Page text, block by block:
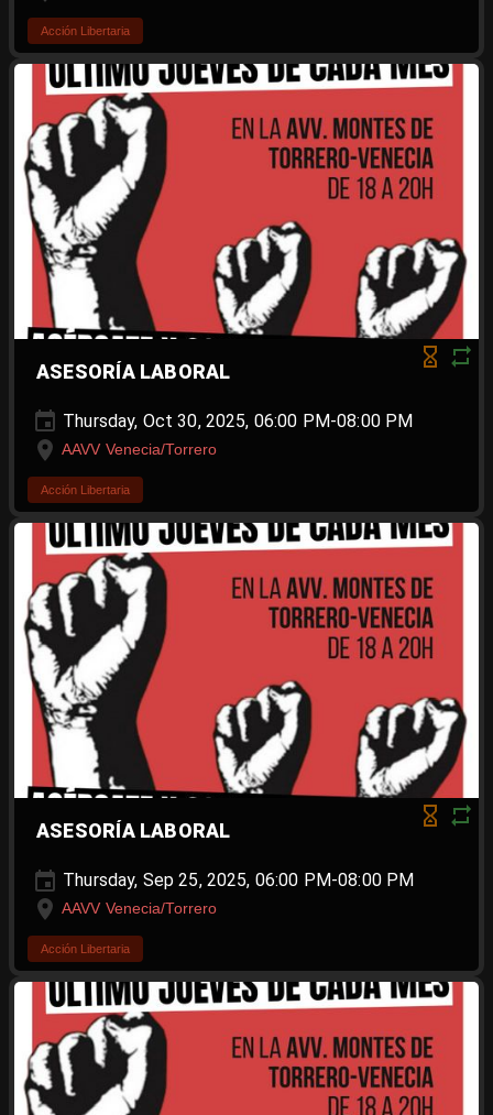
Acción Libertaria
ASESORÍA LABORAL
Thursday, Oct 30, 2025, 06:00 PM-08:00 PM
AAVV Venecia/Torrero
Acción Libertaria
ASESORÍA LABORAL
Thursday, Sep 25, 2025, 06:00 PM-08:00 PM
AAVV Venecia/Torrero
Acción Libertaria